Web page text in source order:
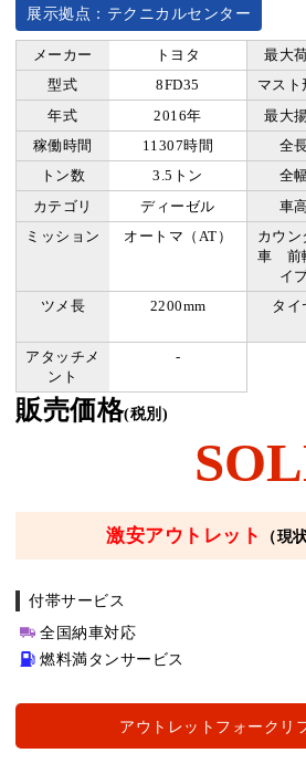
展示拠点：テクニカルセンター
メーカー トヨタ 最大
型式
8FD35 マスト
年式
2016年 最大
稼働時間
11307時間 全
トン数
3.5トン 全
カテゴリ
ディーゼル 車
ミッション
オートマ（AT）
カウン
車 前
イ
ツメ長 2200mm タイ
アタッチメ
ント
-
販売価格(税別)
激安アウトレット （現
付帯サービス
全国納車対応
燃料満タンサービス
アウトレットフォークリ